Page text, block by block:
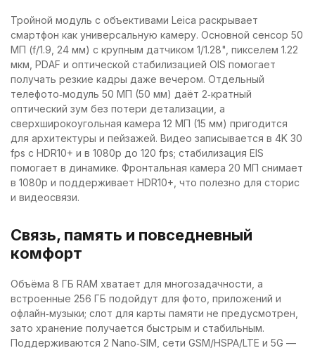
Тройной модуль с объективами Leica раскрывает
смартфон как универсальную камеру. Основной сенсор 50
МП (f/1.9, 24 мм) с крупным датчиком 1/1.28", пикселем 1.22
мкм, PDAF и оптической стабилизацией OIS помогает
получать резкие кадры даже вечером. Отдельный
телефото‑модуль 50 МП (50 мм) даёт 2‑кратный
оптический зум без потери детализации, а
сверхширокоугольная камера 12 МП (15 мм) пригодится
для архитектуры и пейзажей. Видео записывается в 4K 30
fps с HDR10+ и в 1080p до 120 fps; стабилизация EIS
помогает в динамике. Фронтальная камера 20 МП снимает
в 1080p и поддерживает HDR10+, что полезно для сторис
и видеосвязи.
Связь, память и повседневный
комфорт
Объёма 8 ГБ RAM хватает для многозадачности, а
встроенные 256 ГБ подойдут для фото, приложений и
офлайн‑музыки; слот для карты памяти не предусмотрен,
зато хранение получается быстрым и стабильным.
Поддерживаются 2 Nano‑SIM, сети GSM/HSPA/LTE и 5G —